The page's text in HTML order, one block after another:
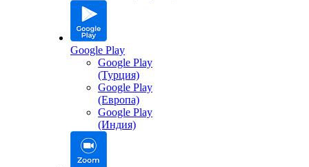
Google Play
Google Play
(Турция)
Google Play
(Европа)
Google Play
(Индия)